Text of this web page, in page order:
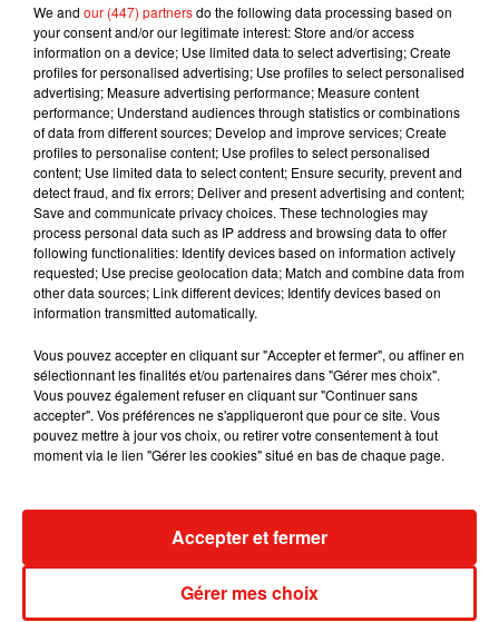
Voir cette publication sur Instagram
Save the date. @JLo, #OwenWilson and
@Maluma star in #MarryMeMovie, in theaters
this Valentine’s Day.
Une publication partagée parMarry Me (@marrymemovie) le
ont annoncé il y a quelques semaines qu'ils
collaboraient sur un tout nouveau projet."�x}�
Peu importe ce qu'il se passe (...) Êtes-vous prêt
?",a ainsi écrit Jennifer Lopez sur son Instagram
avec Aya Nakamura, a dévoilé une
"Nous enregistrons une bombe"
We and our (447) partnersdo the following data processing based on
your consent and/or our legitimate interest: Store and/or access
information on a device; Use limited data to select advertising; Create
profiles for personalised advertising; Use profiles to select personalised
advertising; Measure advertising performance; Measure content
performance; Understand audiences through statistics or combinations
of data from different sources; Develop and improve services; Create
profiles to personalise content; Use profiles to select personalised
content; Use limited data to select content; Ensure security, prevent and
detect fraud, and fix errors; Deliver and present advertising and content;
Save and communicate privacy choices. These technologies may
process personal data such as IP address and browsing data to offer
following functionalities: Identify devices based on information actively
requested; Use precise geolocation data; Match and combine data from
other data sources; Link different devices; Identify devices based on
information transmitted automatically.
Vous pouvez accepter en cliquant sur "Accepter et fermer", ou affiner en
sélectionnant les finalités et/ou partenaires dans "Gérer mes choix".
Vous pouvez également refuser en cliquant sur "Continuer sans
accepter". Vos préférences ne s'appliqueront que pour ce site. Vous
pouvez mettre à jour vos choix, ou retirer votre consentement à tout
moment via le lien "Gérer les cookies" situé en bas de chaque page.
Gérer mes choix
Accepter et fermer